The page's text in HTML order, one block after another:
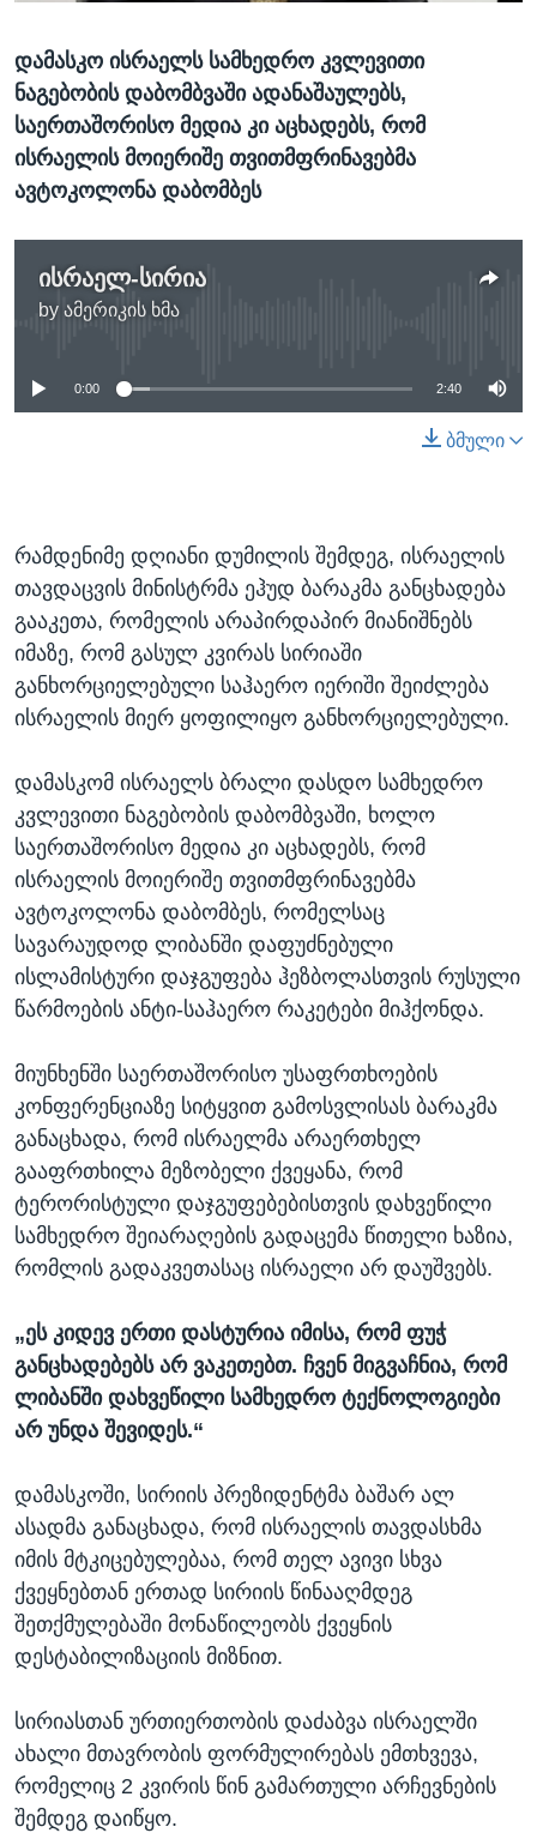
ᲯᲐᲜᲛᲠᲗᲔᲚᲝᲑᲐ
ᲛᲔᲪᲜᲘᲔᲠᲔᲑᲐ
ᲘᲜᲢᲔᲠᲕᲘᲣ
ᲙᲣᲚᲢᲣᲠᲐ
ᲒᲐᲚᲘᲚᲔᲝ
ᲓᲔᲖᲘᲜᲤᲝᲠᲛᲐᲪᲘᲐ
Learning English
ᲗᲕᲐᲚᲘ ᲒᲕᲐᲓᲔᲕᲜᲔᲗ
დამასკო ისრაელს სამხედრო კვლევითი
ნაგებობის დაბომბვაში ადანაშაულებს,
საერთაშორისო მედია კი აცხადებს, რომ
ისრაელის მოიერიშე თვითმფრინავებმა
ავტოკოლონა დაბომბეს
ისრაელ-სირია
by ამერიკის ხმა
No media source currently available
0:00 2:40
ბმული
რამდენიმე დღიანი დუმილის შემდეგ, ისრაელის
თავდაცვის მინისტრმა ეჰუდ ბარაკმა განცხადება
გააკეთა, რომელის არაპირდაპირ მიანიშნებს
იმაზე, რომ გასულ კვირას სირიაში
განხორციელებული საჰაერო იერიში შეიძლება
ისრაელის მიერ ყოფილიყო განხორციელებული.
დამასკომ ისრაელს ბრალი დასდო სამხედრო
კვლევითი ნაგებობის დაბომბვაში, ხოლო
საერთაშორისო მედია კი აცხადებს, რომ
ისრაელის მოიერიშე თვითმფრინავებმა
ავტოკოლონა დაბომბეს, რომელსაც
სავარაუდოდ ლიბანში დაფუძნებული
ისლამისტური დაჯგუფება ჰეზბოლასთვის რუსული
წარმოების ანტი-საჰაერო რაკეტები მიჰქონდა.
მიუნხენში საერთაშორისო უსაფრთხოების
კონფერენციაზე სიტყვით გამოსვლისას ბარაკმა
განაცხადა, რომ ისრაელმა არაერთხელ
გააფრთხილა მეზობელი ქვეყანა, რომ
ტერორისტული დაჯგუფებებისთვის დახვეწილი
სამხედრო შეიარაღების გადაცემა წითელი ხაზია,
რომლის გადაკვეთასაც ისრაელი არ დაუშვებს.
„ეს კიდევ ერთი დასტურია იმისა, რომ ფუჭ
განცხადებებს არ ვაკეთებთ. ჩვენ მიგვაჩნია, რომ
ლიბანში დახვეწილი სამხედრო ტექნოლოგიები
არ უნდა შევიდეს.“
დამასკოში, სირიის პრეზიდენტმა ბაშარ ალ
ასადმა განაცხადა, რომ ისრაელის თავდასხმა
იმის მტკიცებულებაა, რომ თელ ავივი სხვა
ქვეყნებთან ერთად სირიის წინააღმდეგ
შეთქმულებაში მონაწილეობს ქვეყნის
დესტაბილიზაციის მიზნით.
სირიასთან ურთიერთობის დაძაბვა ისრაელში
ახალი მთავრობის ფორმულირებას ემთხვევა,
რომელიც 2 კვირის წინ გამართული არჩევნების
შემდეგ დაიწყო.